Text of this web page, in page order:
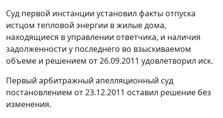
Суд первой инстанции установил факты отпуска
истцом тепловой энергии в жилые дома,
находящиеся в управлении ответчика, и наличия
задолженности у последнего во взыскиваемом
объеме и решением от 26.09.2011 удовлетворил иск.
Первый арбитражный апелляционный суд
постановлением от 23.12.2011 оставил решение без
изменения.